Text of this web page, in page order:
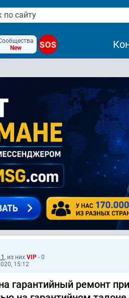
New
SOS
, из них VIP - 0
15:12
гарантийный ремонт